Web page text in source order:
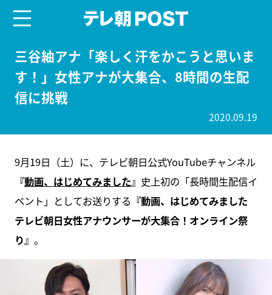
三谷紬アナ「楽しく汗をかこうと思いま
す！」女性アナが大集合、8時間の生配
信に挑戦
2020.09.19
9月19日（土）に、テレビ朝日公式YouTubeチャンネル
『動画、はじめてみました』 史上初の「長時間生配信イ
ベント」としてお送りする 『動画、はじめてみました
テレビ朝日女性アナウンサーが大集合！オンライン祭
り』 。